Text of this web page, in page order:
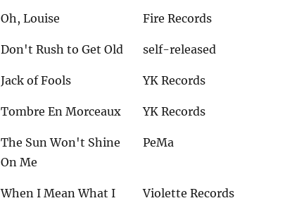
Oh, Louise Fire Records
Don't Rush to Get Old self-released
Jack of Fools YK Records
Tombre En Morceaux YK Records
The Sun Won't Shine
On Me
PeMa
When I Mean What I
Violette Records